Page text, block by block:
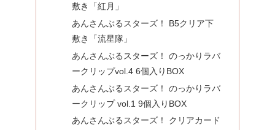
敷き「紅月」
あんさんぶるスターズ！ B5クリア下
敷き「流星隊」
あんさんぶるスターズ！ のっかりラバ
ークリップvol.4 6個入りBOX
あんさんぶるスターズ！ のっかりラバ
ークリップ vol.1 9個入りBOX
あんさんぶるスターズ！ クリアカード